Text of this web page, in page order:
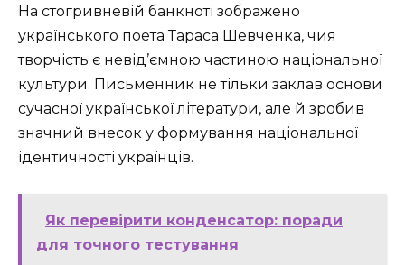
На стогривневій банкноті зображено
українського поета Тараса Шевченка, чия
творчість є невід’ємною частиною національної
культури. Письменник не тільки заклав основи
сучасної української літератури, але й зробив
значний внесок у формування національної
ідентичності українців.
Як перевірити конденсатор: поради
для точного тестування